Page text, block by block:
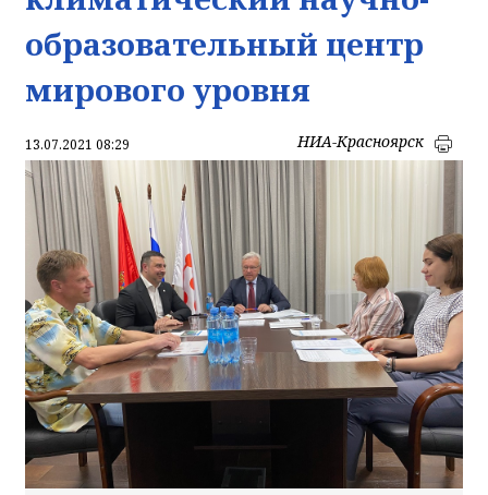
образовательный центр
мирового уровня
13.07.2021 08:29 НИА-Красноярск